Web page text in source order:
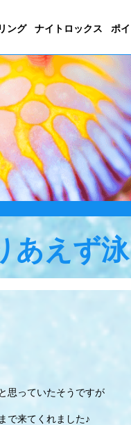
ング ナイトロックス ポ
あえず
思っていたそうですが
で来てくれました♪